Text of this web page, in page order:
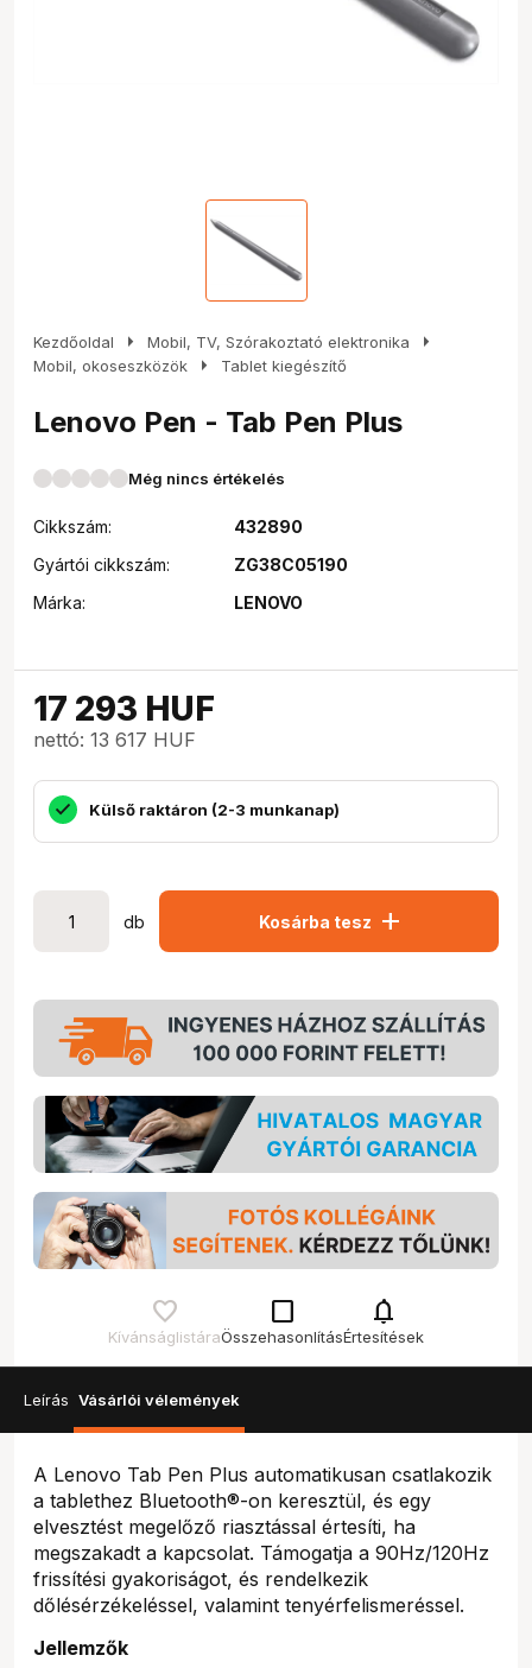
Kezdőoldal arrow_right Mobil, TV, Szórakoztató elektronika arrow_right
Mobil, okoseszközök arrow_right Tablet kiegészítő
Lenovo Pen - Tab Pen Plus
Még nincs értékelés
Cikkszám:
432890
Gyártói cikkszám:
ZG38C05190
Márka:
LENOVO
17 293 HUF
nettó: 13 617 HUF
Külső raktáron (2-3 munkanap)
db Kosárba tesz add
Kívánságlistára
check_box_outline_blank
Összehasonlítás
notifications
Értesítések
Leírás Vásárlói vélemények
A Lenovo Tab Pen Plus automatikusan csatlakozik
a tablethez Bluetooth®-on keresztül, és egy
elvesztést megelőző riasztással értesíti, ha
megszakadt a kapcsolat. Támogatja a 90Hz/120Hz
frissítési gyakoriságot, és rendelkezik
dőlésérzékeléssel, valamint tenyérfelismeréssel.
Jellemzők